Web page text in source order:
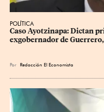
POLÍTICA
Caso Ayotzinapa: Dictan
exgobernador de
Por Redacción El Economista